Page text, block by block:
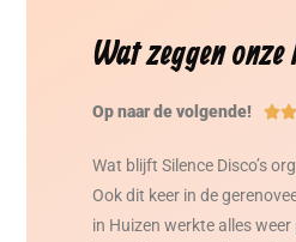
Wat zeggen
Op naar de volgende! 
Wat blijft Silence Disco’s
Ook dit keer in de
in Huizen werkte alles